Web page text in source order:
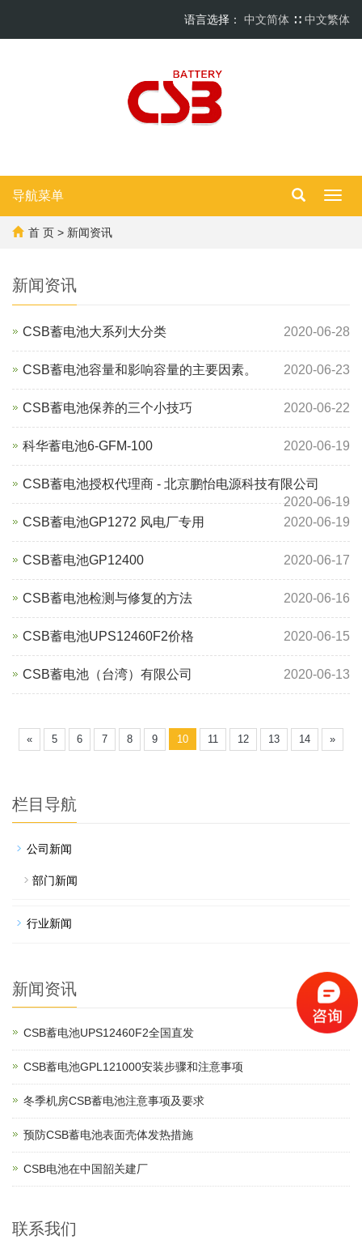
语言选择： 中文简体 ∷ 中文繁体
导航菜单
首 页 > 新闻资讯
新闻资讯
CSB蓄电池大系列大分类 2020-06-28
CSB蓄电池容量和影响容量的主要因素。 2020-06-23
CSB蓄电池保养的三个小技巧 2020-06-22
科华蓄电池6-GFM-100 2020-06-19
CSB蓄电池授权代理商 - 北京鹏怡电源科技有限公司
2020-06-19
CSB蓄电池GP1272 风电厂专用
2020-06-19
CSB蓄电池GP12400 2020-06-17
CSB蓄电池检测与修复的方法 2020-06-16
CSB蓄电池UPS12460F2价格 2020-06-15
CSB蓄电池（台湾）有限公司 2020-06-13
« 5 6 7 8 9 10 11 12 13 14 »
栏目导航
公司新闻
部门新闻
行业新闻
新闻资讯
CSB蓄电池UPS12460F2全国直发
CSB蓄电池GPL121000安装步骤和注意事项
冬季机房CSB蓄电池注意事项及要求
预防CSB蓄电池表面壳体发热措施
CSB电池在中国韶关建厂
联系我们